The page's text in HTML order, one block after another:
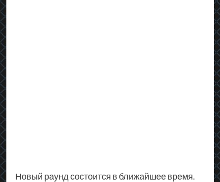
Новый раунд состоится в ближайшее время.